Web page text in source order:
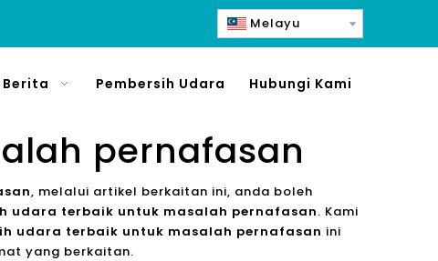
Melayu
Berita Pembersih Udara Hubungi Kami
pernafasan
, melalui artikel berkaitan ini, anda boleh
udara terbaik untuk masalah pernafasan. Kami
udara terbaik untuk masalah pernafasan ini
yang berkaitan.